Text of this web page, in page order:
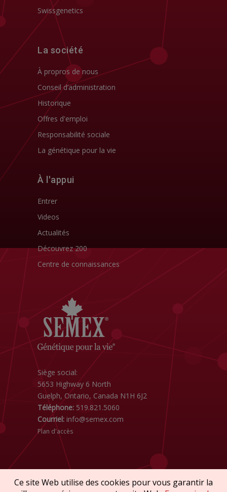
Swissgenetics
La société
À propros de nous
Conseil d’administration
Historique
Offres d'emploi
Responsabilité sociale
La génétique pour la vie
À l'appui
Entrer
Videos
Actualités
Découvrez 200
Centre de connaissances
Siège social:
5653 Highway 6 North
Guelph, Ontario, Canada N1H 6J2
Téléphone: 519.821.5060
Courriel: info@semex.com
Plan d'accès
Ce site Web utilise des cookies pour vous garantir la